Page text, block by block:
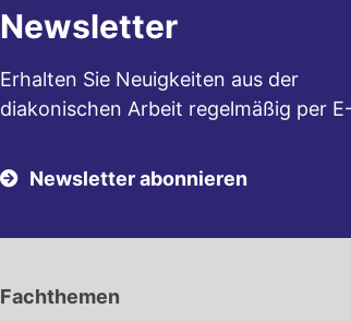
Newsletter
Erhalten Sie Neuigkeiten aus der
diakonischen Arbeit regelmäßig per
Newsletter abonnieren
Fachthemen